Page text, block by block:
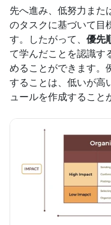
先へ進み、低努力また
のタスクに基づいて目
す。したがって、 優先
て学んだことを認識す
めることができます。
することは、低いが高
ュールを作成すること